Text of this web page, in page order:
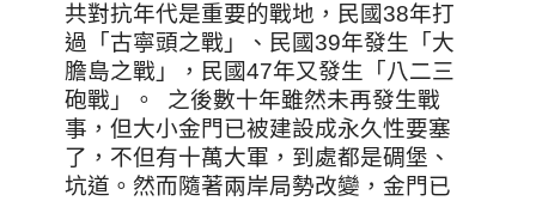
共對抗年代是重要的戰地，民國38年打
過「古寧頭之戰」、民國39年發生「大
膽島之戰」，民國47年又發生「八二三
砲戰」。 之後數十年雖然未再發生戰
事，但大小金門已被建設成永久性要塞
了，不但有十萬大軍，到處都是碉堡、
坑道。然而隨著兩岸局勢改變，金門已